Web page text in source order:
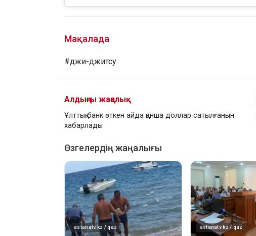
Мақалада
#джи-джитсу
Алдыңғы жаңалық
Ұлттық банк өткен айда қанша доллар сатылғанын
хабарлады